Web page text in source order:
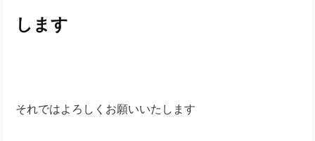
します
それではよろしくお願いいたします